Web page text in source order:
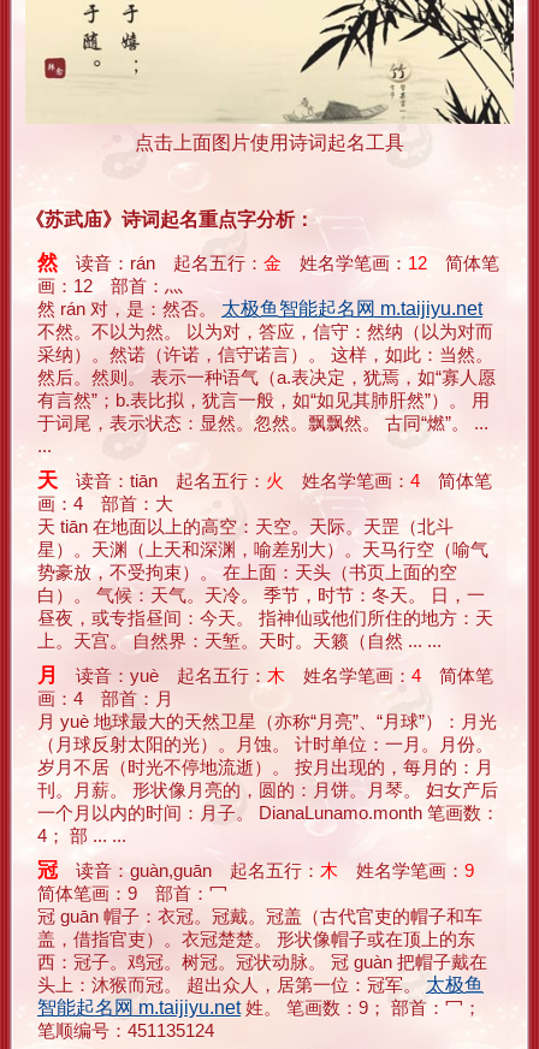
点击上面图片使用诗词起名工具
《苏武庙》诗词起名重点字分析：
然读音：rán 起名五行： 金 姓名学笔画： 12 简体笔
画：12 部首：灬
然 rán 对，是：然否。 太极鱼智能起名网 m.taijiyu.net
不然。不以为然。 以为对，答应，信守：然纳（以为对而
采纳）。然诺（许诺，信守诺言）。 这样，如此：当然。
然后。然则。 表示一种语气（a.表决定，犹焉，如“寡人愿
有言然”；b.表比拟，犹言一般，如“如见其肺肝然”）。 用
于词尾，表示状态：显然。忽然。飘飘然。 古同“燃”。 ...
...
天 读音：tiān 起名五行： 火 姓名学笔画： 4 简体笔
画：4 部首：大
天 tiān 在地面以上的高空：天空。天际。天罡（北斗
星）。天渊（上天和深渊，喻差别大）。天马行空（喻气
势豪放，不受拘束）。 在上面：天头（书页上面的空
白）。 气候：天气。天冷。 季节，时节：冬天。 日，一
昼夜，或专指昼间：今天。 指神仙或他们所住的地方：天
上。天宫。 自然界：天堑。天时。天籁（自然 ... ...
月 读音：yuè 起名五行： 木 姓名学笔画： 4 简体笔
画：4 部首：月
月 yuè 地球最大的天然卫星（亦称“月亮”、“月球”）：月光
（月球反射太阳的光）。月蚀。 计时单位：一月。月份。
岁月不居（时光不停地流逝）。 按月出现的，每月的：月
刊。月薪。 形状像月亮的，圆的：月饼。月琴。 妇女产后
一个月以内的时间：月子。 DianaLunamo.month 笔画数：
4； 部 ... ...
冠读音：guàn,guān 起名五行： 木 姓名学笔画： 9
简体笔画：9 部首：冖
冠 guān 帽子：衣冠。冠戴。冠盖（古代官吏的帽子和车
盖，借指官吏）。衣冠楚楚。 形状像帽子或在顶上的东
西：冠子。鸡冠。树冠。冠状动脉。 冠 guàn 把帽子戴在
头上：沐猴而冠。 超出众人，居第一位：冠军。 太极鱼
智能起名网 m.taijiyu.net姓。 笔画数：9； 部首：冖；
笔顺编号：451135124